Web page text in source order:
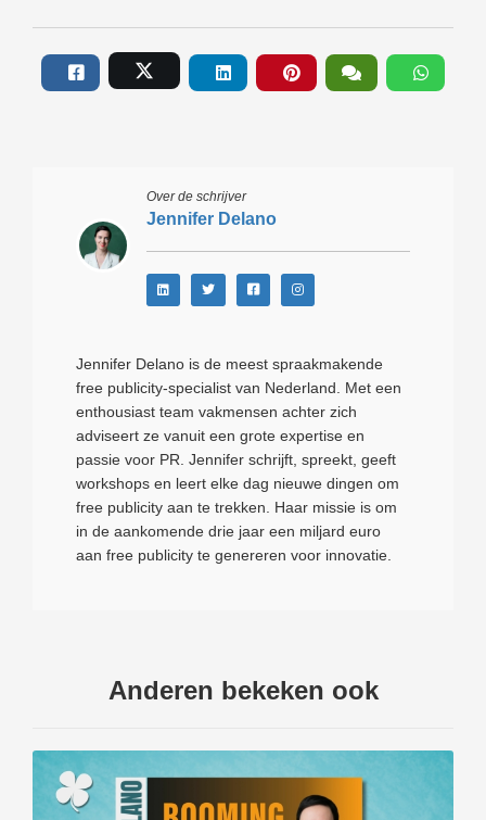
Over de schrijver
Jennifer Delano
Jennifer Delano is de meest spraakmakende
free publicity-specialist van Nederland. Met een
enthousiast team vakmensen achter zich
adviseert ze vanuit een grote expertise en
passie voor PR. Jennifer schrijft, spreekt, geeft
workshops en leert elke dag nieuwe dingen om
free publicity aan te trekken. Haar missie is om
in de aankomende drie jaar een miljard euro
aan free publicity te genereren voor innovatie.
Anderen bekeken ook